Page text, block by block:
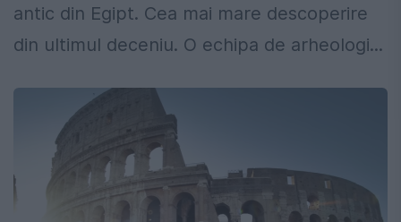
antic din Egipt. Cea mai mare descoperire
din ultimul deceniu. O echipa de arheologi...